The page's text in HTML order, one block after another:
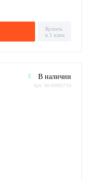
Купить
в 1 клик
В наличии
Арт: 00-00005710